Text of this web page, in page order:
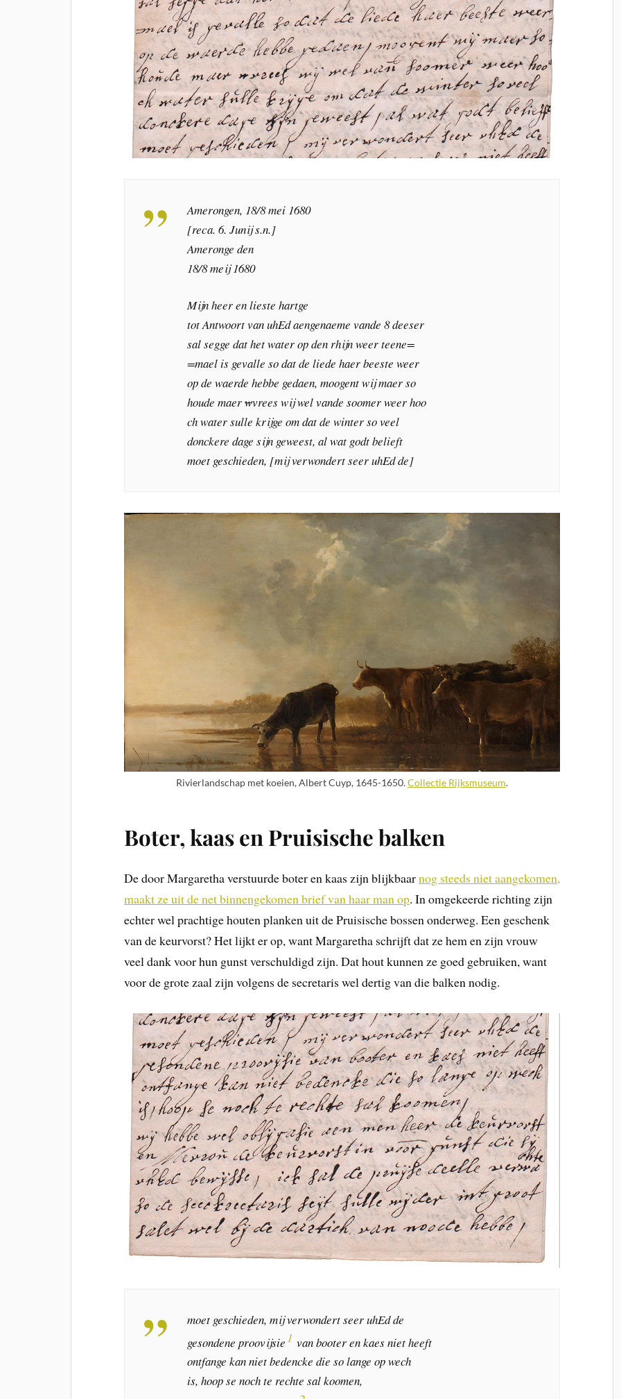
Amerongen, 18/8 mei 1680
[reca. 6. Junij s.n.]
Ameronge den
18/8 meij 1680
Mijn heer en lieste hartge
tot Antwoort van uhEd aengenaeme vande 8 deeser
sal segge dat het water op den rhijn weer teene=
=mael is gevalle so dat de liede haer beeste weer
op de waerde hebbe gedaen, moogent wij maer so
houde maerwvrees wij wel vande soomer weer hoo
ch water sulle krijge om dat de winter so veel
donckere dage sijn geweest, al wat godt belieft
moet geschieden, [mij verwondert seer uhEd de]
Rivierlandschap met koeien, Albert Cuyp, 1645-1650.Collectie Rijksmuseum.
Boter, kaas en Pruisische balken
De door Margaretha verstuurde boter en kaas zijn blijkbaarnog steeds niet aangekomen,
maakt ze uit de net binnengekomen brief van haar man op. In omgekeerde richting zijn
echter wel prachtige houten planken uit de Pruisische bossen onderweg. Een geschenk
van de keurvorst? Het lijkt er op, want Margaretha schrijft dat ze hem en zijn vrouw
veel dank voor hun gunst verschuldigd zijn. Dat hout kunnen ze goed gebruiken, want
voor de grote zaal zijn volgens de secretaris wel dertig van die balken nodig.
moet geschieden, mij verwondert seer uhEd de
gesondene proovijsie 1 van booter en kaes niet heeft
ontfange kan niet bedencke die so lange op wech
is, hoop se noch te rechte sal koomen,